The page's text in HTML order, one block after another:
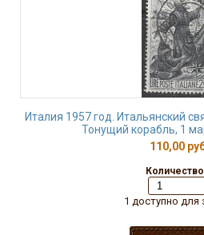
Италия 1957 год. Итальянский
Тонущий корабль, 1
110,00
1 доступно для